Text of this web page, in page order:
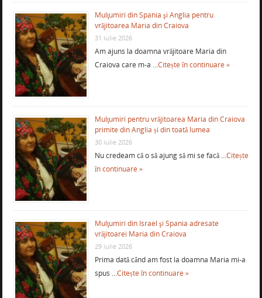
Mulţumiri din Spania şi Anglia pentru
vrăjitoarea Maria din Craiova
31 iulie 2026
Am ajuns la doamna vrăjitoare Maria din
Craiova care m-a …Citește în continuare »
Mulţumiri pentru vrăjitoarea Maria din Craiova
primite din Anglia și din toată lumea
30 iulie 2026
Nu credeam că o să ajung să mi se facă …Citește
în continuare »
Mulţumiri din Israel şi Spania adresate
vrăjitoarei Maria din Craiova
29 iulie 2026
Prima dată când am fost la doamna Maria mi-a
spus …Citește în continuare »